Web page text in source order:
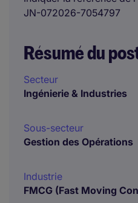
JN-072026-7054797
Résumé du
Secteur
Ingénierie & Industries
Sous-secteur
Gestion des Opérations
Industrie
FMCG (Fast Moving